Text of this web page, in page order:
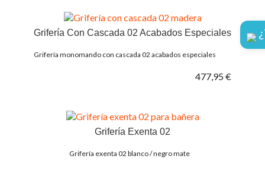
Grifería Con Cascada 02 Acabados Especiales
Grifería monomando con cascada 02 acabados especiales
477,95 €
Grifería Exenta 02
Grifería exenta 02 blanco / negro mate